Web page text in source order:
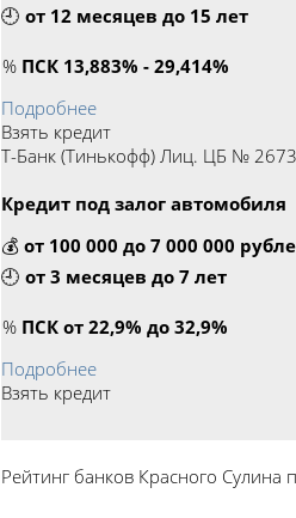
🕘 от 12 месяцев до 15 лет
% ПСК 13,883% - 29,414%
Подробнее
Взять кредит
Т-Банк (Тинькофф) Лиц. ЦБ № 2673
Кредит под залог автомобиля
💰 от 100 000 до 7 000 000
🕘 от 3 месяцев до 7 лет
% ПСК от 22,9% до 32,9%
Подробнее
Взять кредит
Рейтинг банков Красного Сулина